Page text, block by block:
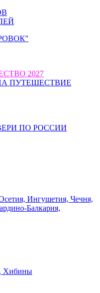
2027
ПУТЕШЕСТВИЕ
ПО РОССИИ
Ингушетия, Чечня,
Балкария,
Хибины